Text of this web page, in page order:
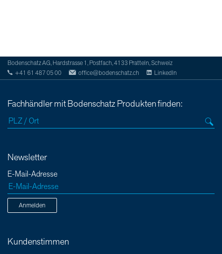
Bodenschatz AG, Hardstrasse 1, Postfach, 4133 Pratteln, Schweiz
+41 61 487 05 00
office@bodenschatz.ch LinkedIn
Fachhändler mit Bodenschatz Produkten finden:
Newsletter
E-Mail-Adresse
Anmelden
Kundenstimmen